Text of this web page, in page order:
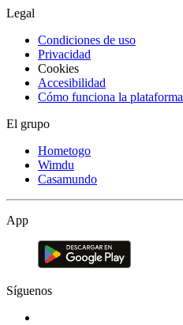
Legal
Condiciones de uso
Privacidad
Cookies
Accesibilidad
Cómo funciona la plataforma
El grupo
Hometogo
Wimdu
Casamundo
App
Síguenos